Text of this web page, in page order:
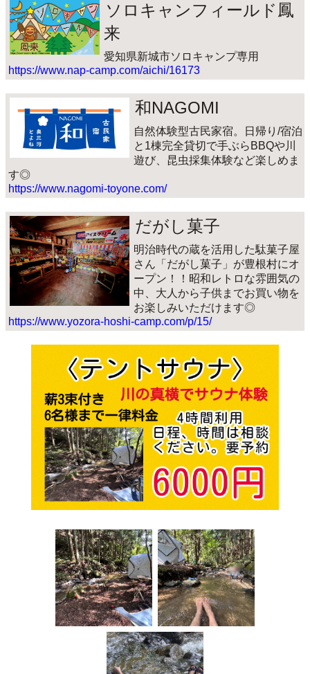
ソロキャンフィールド鳳
来
愛知県新城市ソロキャンプ専用
https://www.nap-camp.com/aichi/16173
和NAGOMI
自然体験型古民家宿。日帰り/宿泊
と1棟完全貸切で手ぶらBBQや川
遊び、昆虫採集体験など楽しめま
す◎
https://www.nagomi-toyone.com/
だがし菓子
明治時代の蔵を活用した駄菓子屋
さん「だがし菓子」が豊根村にオ
ープン！！昭和レトロな雰囲気の
中、大人から子供までお買い物を
お楽しみいただけます◎
https://www.yozora-hoshi-camp.com/p/15/